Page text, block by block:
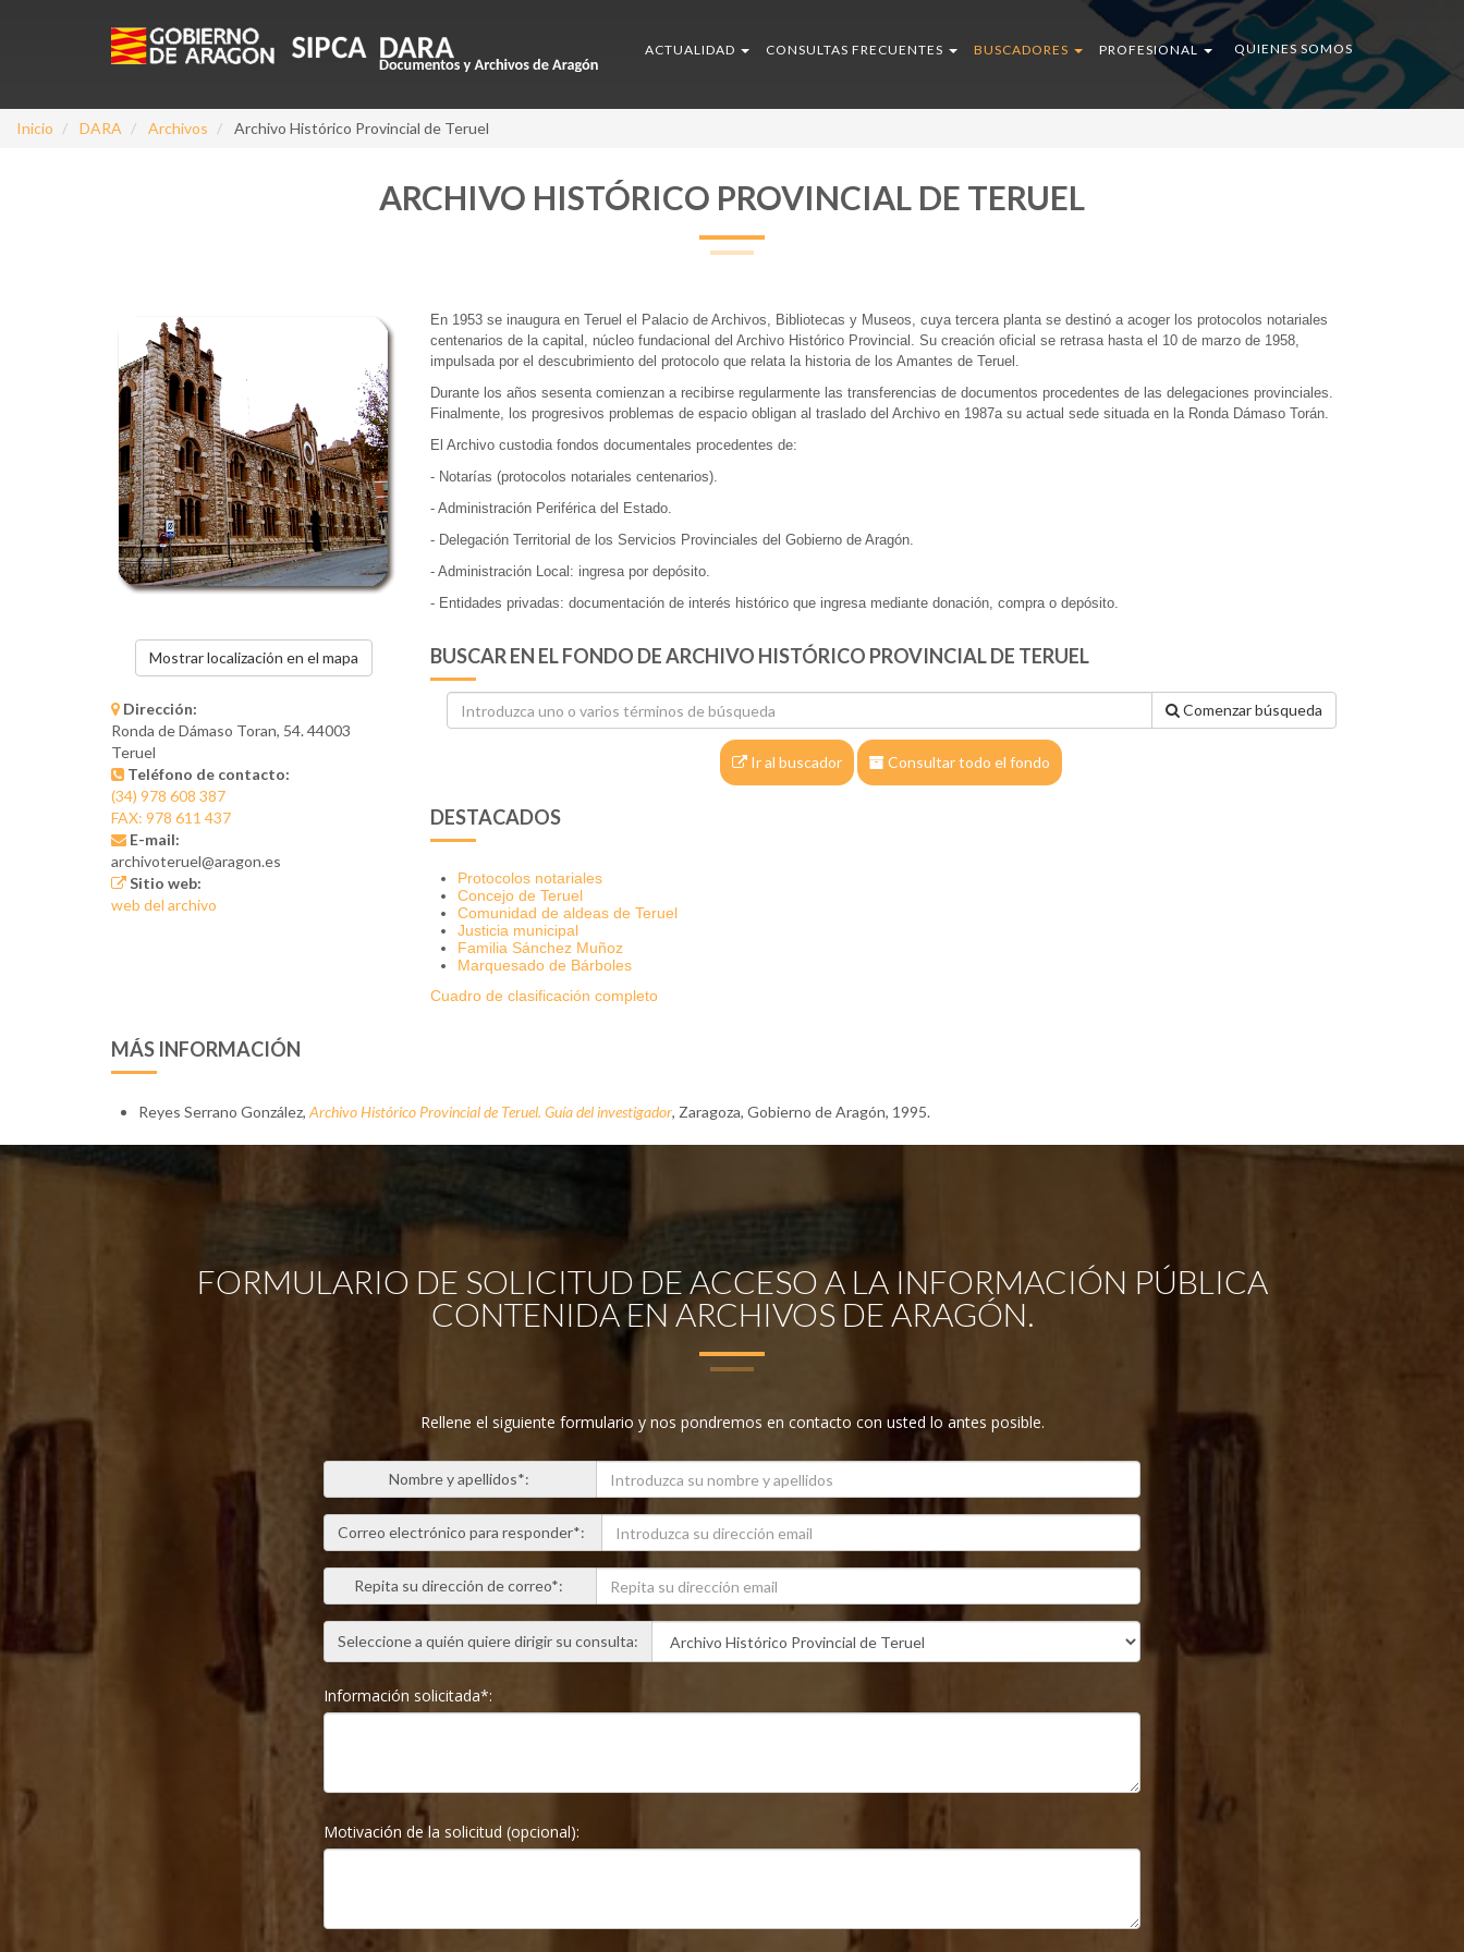
ACTUALIDAD CONSULTAS FRECUENTES BUSCADORES PROFESIONAL QUIENES SOMOS
Inicio DARA Archivos Archivo Histórico Provincial de Teruel
ARCHIVO HISTÓRICO PROVINCIAL DE TERUEL
Mostrar localización en el mapa
Dirección:
Ronda de Dámaso Toran, 54. 44003
Teruel
Teléfono de contacto:
(34) 978 608 387
FAX: 978 611 437
E-mail:
archivoteruel@aragon.es
Sitio web:
web del archivo
En 1953 se inaugura en Teruel el Palacio de Archivos, Bibliotecas y Museos, cuya tercera planta se destinó a acoger los protocolos notariales
centenarios de la capital, núcleo fundacional del Archivo Histórico Provincial. Su creación oficial se retrasa hasta el 10 de marzo de 1958,
impulsada por el descubrimiento del protocolo que relata la historia de los Amantes de Teruel.
Durante los años sesenta comienzan a recibirse regularmente las transferencias de documentos procedentes de las delegaciones provinciales.
Finalmente, los progresivos problemas de espacio obligan al traslado del Archivo en 1987a su actual sede situada en la Ronda DámasoTorán.
El Archivo custodia fondos documentales procedentes de:
- Notarías (protocolos notariales centenarios).
- Administración Periférica del Estado.
- Delegación Territorial de los Servicios Provinciales del Gobierno de Aragón.
- Administración Local: ingresa por depósito.
- Entidades privadas: documentación de interés histórico que ingresa mediante donación, compra o depósito.
BUSCAR EN EL FONDO DE ARCHIVO HISTÓRICO PROVINCIAL DE TERUEL
Comenzar búsqueda
Ir al buscador Consultar todo el fondo
DESTACADOS
Protocolos notariales
Concejo de Teruel
Comunidad de aldeas de Teruel
Justicia municipal
Familia Sánchez Muñoz
Marquesado de Bárboles
Cuadro de clasificación completo
MÁS INFORMACIÓN
Reyes Serrano González, Archivo Histórico Provincial de Teruel. Guía del investigador, Zaragoza, Gobierno de Aragón, 1995.
FORMULARIO DE SOLICITUD DE ACCESO A LA INFORMACIÓN PÚBLICA
CONTENIDA EN ARCHIVOS DE ARAGÓN.
Rellene el siguiente formulario y nos pondremos en contacto con usted lo antes posible.
Nombre y apellidos*:
Correo electrónico para responder*:
Repita su dirección de correo*:
Seleccione a quién quiere dirigir su consulta:
Información solicitada*:
Motivación de la solicitud (opcional):